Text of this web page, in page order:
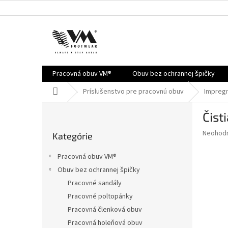
na
Pracovná obuv VM® Obuv bez ochrannej špičky
DomovPríslušenstvo pre pracovnú obuv
kategórie
Kategórie
Pracovná obuv VM®
Obuv bez ochrannej špičky
Pracovné sandály
Pracovné poltopánky
Pracovná členková obuv
Pracovná holeňová obuv